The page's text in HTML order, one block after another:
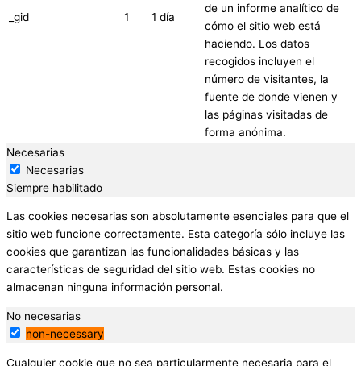
_gid 1 1 día
de un informe analítico de
cómo el sitio web está
haciendo. Los datos
recogidos incluyen el
número de visitantes, la
fuente de donde vienen y
las páginas visitadas de
forma anónima.
Necesarias
Necesarias
Siempre habilitado
Las cookies necesarias son absolutamente esenciales para que el
sitio web funcione correctamente. Esta categoría sólo incluye las
cookies que garantizan las funcionalidades básicas y las
características de seguridad del sitio web. Estas cookies no
almacenan ninguna información personal.
No necesarias
non-necessary
Cualquier cookie que no sea particularmente necesaria para el